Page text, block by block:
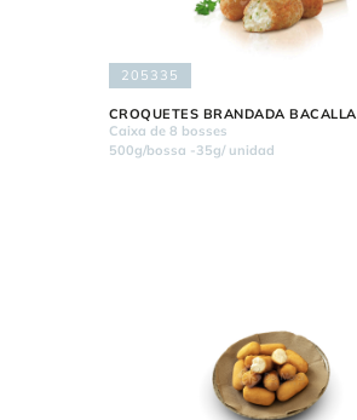
205335
CROQUETES BRANDADA BACALLA
Caixa de 8 bosses
500g/bossa -35g/ unidad